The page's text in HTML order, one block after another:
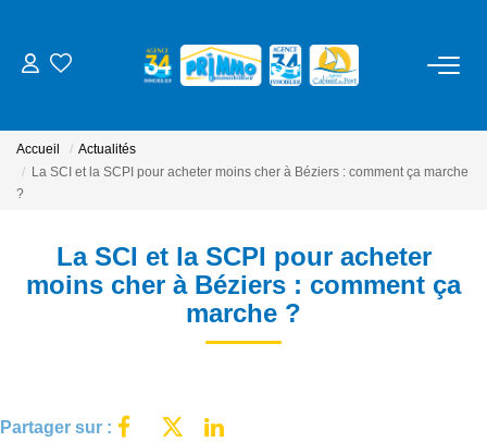
LOUER
NOS SERVICES
Location Cure / Vacances
Accueil
Actualités
La SCI et la SCPI pour acheter moins cher à Béziers : comment ça marche
?
La SCI et la SCPI pour acheter
moins cher à Béziers : comment ça
marche ?
Partager sur :